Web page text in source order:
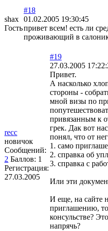
shax
Гость
#18
01.02.2005 19:30:45
привет всем! есть ли
проживающий в
recc
новичок
Сообщений:
2 Баллов: 1
Регистрация:
27.03.2005
#19
27.03.2005
Привет.
А насколько
стороны -
мной визы по
привязанным к
грек. Дак вот
понял, что от
1. само
2. справка об
3. справка с
Или эти
И еще, на сайте
приглашению, то
консульстве?
напрячь?